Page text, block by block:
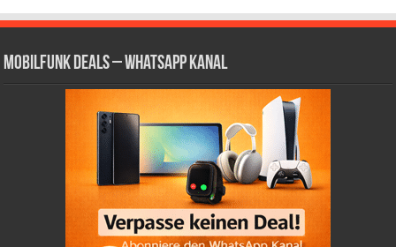
Mobilfunk Deals – WhatsApp Kanal